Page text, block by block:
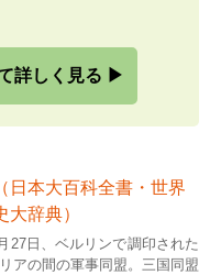
詳しく見る ▶
（日本大百科全書・世界
大辞典）
27日、ベルリンで調印された
アの間の軍事同盟。三国同盟